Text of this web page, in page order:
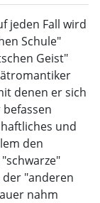
jeden Fall wird
Schule"
Geist"
denen er sich
und
den
"anderen
nahm